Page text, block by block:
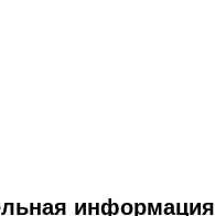
информация